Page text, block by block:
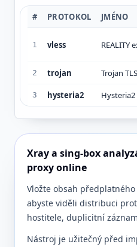
# PROTOKOL JMÉNO
1 vless REALITY
2 trojan Trojan TLS
3 hysteria2 Hysteria2
Xray a sing-box
proxy online
Vložte obsah
abyste viděli distribuci
hostitele, duplicitní
Nástroj je užitečný před